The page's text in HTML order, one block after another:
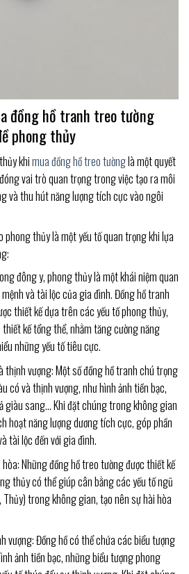
đồng hồ tranh treo tường
phong thủy
khimua đồng hồ treo tườnglà một quyết
vai trò quan trọng trong việc tạo ra môi
và thu hút năng lượng tích cực vào ngôi
phong thủy là một yếu tố quan trọng khi lựa
đông y, phong thủy là một khái niệm quan
và tài lộc của gia đình. Đồng hồ tranh
thiết kế dựa trên các yếu tố phong thủy,
kế tổng thể, nhằm tăng cường năng
những yếu tố tiêu cực.
thịnh vượng: Một số đồng hồ tranh chú trọng
có và thịnh vượng, như hình ảnh tiền bạc,
giàu sang… Khi đặt chúng trong không gian
hoạt năng lượng dương tích cực, góp phần
tài lộc đến với gia đình.
Những đồng hồ treo tường được thiết kế
thủy có thể giúp cân bằng các yếu tố ngũ
Thủy) trong không gian, tạo nên sự hài hòa
vượng: Đồng hồ có thể chứa các biểu tượng
ảnh tiền bạc, những biểu tượng phong